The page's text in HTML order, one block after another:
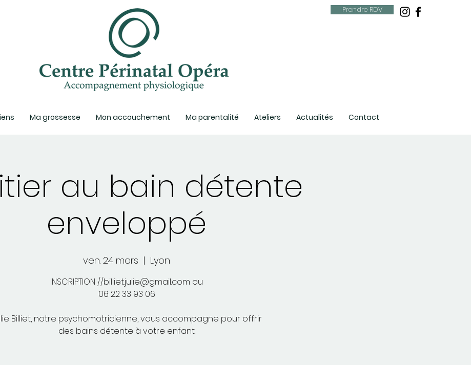
Prendre RDV
Ma grossesse Mon accouchement Ma parentalité Ateliers Actualités Contact
au bain détente
enveloppé
ven. 24 mars
  |
Lyon
INSCRIPTION //billiet.julie@gmail.com ou
06 22 33 93 06
Billiet, notre psychomotricienne, vous accompagne pour offrir
des bains détente à votre enfant.